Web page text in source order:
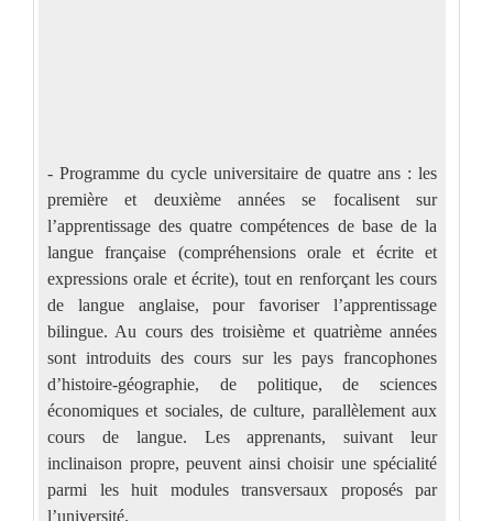
- Programme du cycle universitaire de quatre ans : les
première et deuxième années se focalisent sur
l’apprentissage des quatre compétences de base de la
langue française (compréhensions orale et écrite et
expressions orale et écrite), tout en renforçant les cours
de langue anglaise, pour favoriser l’apprentissage
bilingue. Au cours des troisième et quatrième années
sont introduits des cours sur les pays francophones
d’histoire-géographie, de politique, de sciences
économiques et sociales, de culture, parallèlement aux
cours de langue. Les apprenants, suivant leur
inclinaison propre, peuvent ainsi choisir une spécialité
parmi les huit modules transversaux proposés par
l’université.